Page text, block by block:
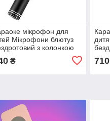
мікрофон для
Мікрофони блютуз
з колонкою
іграшки
₴ 710